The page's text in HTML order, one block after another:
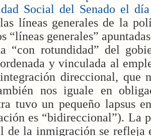
Social del Senado el
líneas generales de la
“líneas generales”
“con rotundidad” del
y vinculada al
direccional, que
nos iguale en
tuvo un pequeño lapsus
es “bidireccional”). La
de la inmigración se refleja